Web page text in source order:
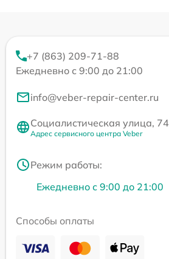
+7 (863) 209-71-88
Ежедневно с 9:00 до 21:00
info@veber-repair-center.ru
Социалистическая улица, 74
Адрес сервисного центра Veber
Режим работы:
Ежедневно с 9:00 до 21:00
Способы оплаты